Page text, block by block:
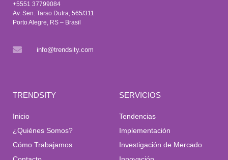
+5551 37799084
Av. Sen. Tarso Dutra, 565/311
Porto Alegre, RS – Brasil
info@trendsity.com
TRENDSITY
Inicio
¿Quiénes Somos?
Cómo Trabajamos
SERVICIOS
Tendencias
Implementación
Investigación de Mercado